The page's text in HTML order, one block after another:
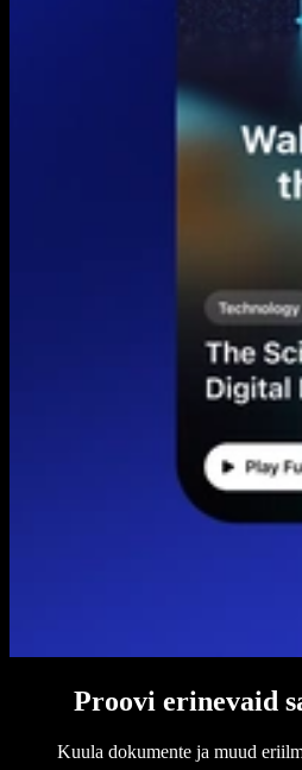
Proovi erinevaid
Kuula dokumente ja muud